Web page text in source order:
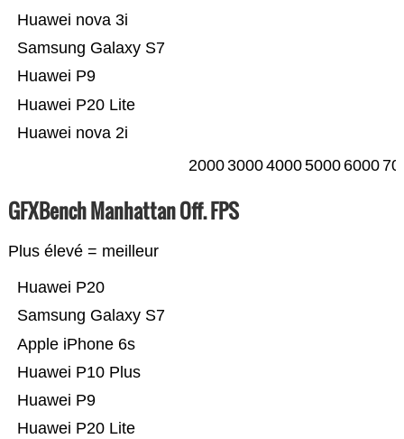
Huawei nova 2i
Huawei P20 Lite
Huawei P9
Samsung Galaxy S7
Huawei nova 3i
2000300040005000 6000
GFXBench Manhattan Off. FPS
Plus élevé = meilleur
Huawei P20 Lite
Huawei P9
Huawei P10 Plus
Apple iPhone 6s
Samsung Galaxy S7
Huawei P20